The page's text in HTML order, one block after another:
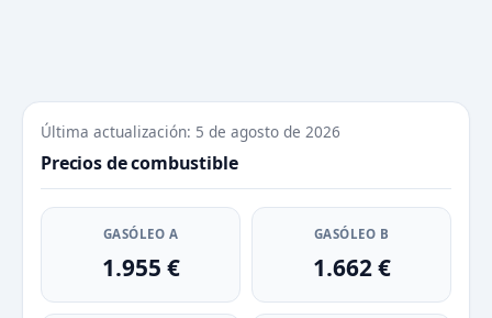
Última actualización: 5 de agosto de 2026
Precios de combustible
GASÓLEO A
1.955 €
GASÓLEO B
1.662 €